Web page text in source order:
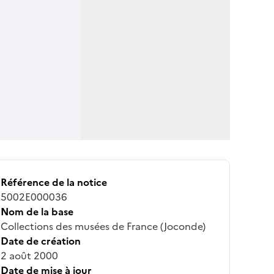
Référence de la notice
5002E000036
Nom de la base
Collections des musées de France (Joconde)
Date de création
2 août 2000
Date de mise à jour